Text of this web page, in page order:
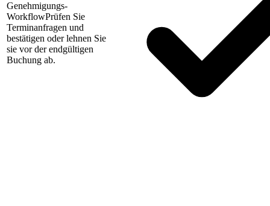
Genehmigungs-
WorkflowPrüfen Sie
Terminanfragen und
bestätigen oder lehnen Sie
sie vor der endgültigen
Buchung ab.